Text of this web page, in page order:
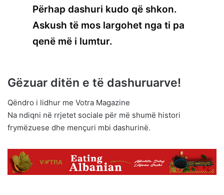
Përhap dashuri kudo që shkon.
Askush të mos largohet nga ti pa
qenë më i lumtur.
Gëzuar ditën e të dashuruarve!
Qëndro i lidhur me Votra Magazine
Na ndiqni në rrjetet sociale për më shumë histori
frymëzuese dhe mençuri mbi dashurinë.